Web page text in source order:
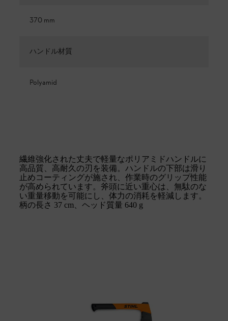
370 mm
ハンドル材質
Polyamid
繊維強化された丈夫で軽量なポリアミドハンドルに
高品質、高耐久の刃を装備。ハンドルの下部は滑り
止めコーティングが施され、作業時のグリップ性能
が高められています。斧頭に近い重心は、無駄のな
い重量移動を可能にし、体力の消耗を軽減します。
柄の長さ 37 cm、ヘッド質量 640 g